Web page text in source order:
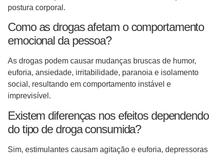
postura corporal.
Como as drogas afetam o comportamento
emocional da pessoa?
As drogas podem causar mudanças bruscas de humor,
euforia, ansiedade, irritabilidade, paranoia e isolamento
social, resultando em comportamento instável e
imprevisível.
Existem diferenças nos efeitos dependendo
do tipo de droga consumida?
Sim, estimulantes causam agitação e euforia, depressoras